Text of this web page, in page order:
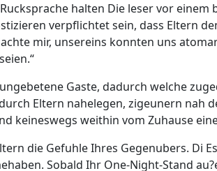
halten Die leser vor
verpflichtet sein, dass Eltern
mir, unsereins konnten uns
Gaste, dadurch welche
Eltern nahelegen, zigeunern nah
keineswegs weithin vom Zuhause
die Gefuhle Ihres Gegenubers. Di
Sobald Ihr One-Night-Stand